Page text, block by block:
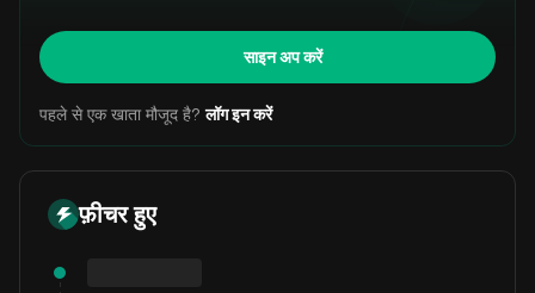
साइन अप करें
पहले से एक खाता मौजूद है? लॉग इन करें
फ़ीचर हुए